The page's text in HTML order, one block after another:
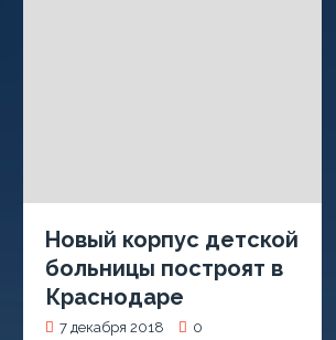
Новый корпус детской
больницы построят в
Краснодаре
7 декабря 2018 0